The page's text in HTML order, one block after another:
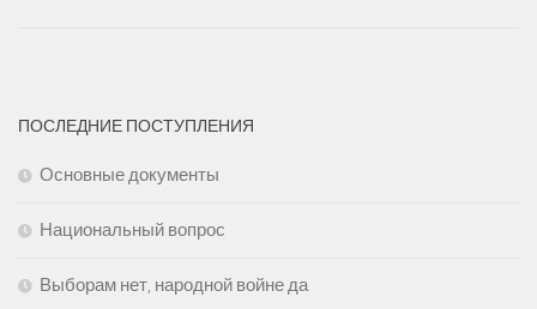
ПОСЛЕДНИЕ ПОСТУПЛЕНИЯ
Основные документы
Национальный вопрос
Выборам нет, народной войне да